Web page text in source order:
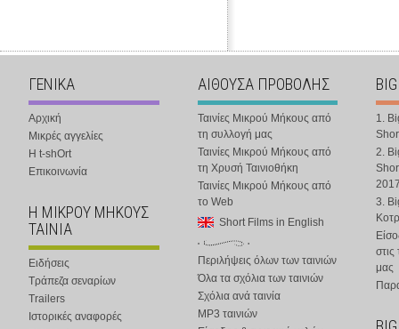
ΓΕΝΙΚΑ
Αρχική
Μικρές αγγελίες
Η t-shOrt
Επικοινωνία
Η ΜΙΚΡΟΥ ΜΗΚΟΥΣ
ΤΑΙΝΙΑ
Ειδήσεις
Τράπεζα σεναρίων
Trailers
Ιστορικές αναφορές
ΑΙΘΟΥΣΑ ΠΡΟΒΟΛΗΣ
Ταινίες Μικρού Μήκους από
τη συλλογή μας
Ταινίες Μικρού Μήκους από
τη Χρυσή Ταινιοθήκη
Ταινίες Μικρού Μήκους από
το Web
Short Films in English
Περιλήψεις όλων των ταινιών
Όλα τα σχόλια των ταινιών
Σχόλια ανά ταινία
MP3 ταινιών
1.
2.
3.
στις
μας